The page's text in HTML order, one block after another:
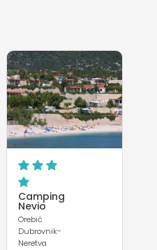
Camping
Nevio
Orebić
Dubrovnik-
Neretva